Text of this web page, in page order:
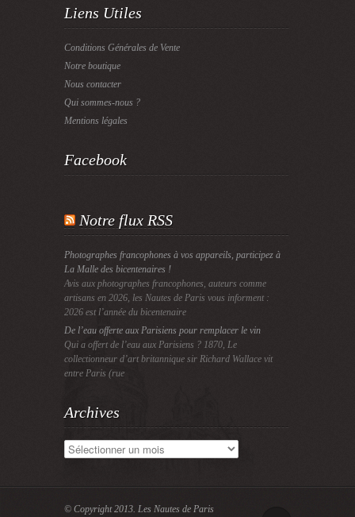
Liens Utiles
Conditions Générales de Vente
Notre boutique
Nous contacter
Qui sommes-nous ?
Mentions légales
Facebook
Notre flux RSS
Photographes francophones à vos appareils, participez à
La Malle des bicentenaires !
Avis aux photographes francophones, auteurs comme
artisans en 2026, les Nautes de Paris vous informent :
2026 est l’année du bicentenaire
De l’eau offerte aux Parisiens pour remplacer le vin
Qui a offert de l’eau aux Parisiens ? 1870, Le
collectionneur d’art britannique sir Richard Wallace vit
entre Paris (rue
Archives
Archives
© Copyright 2013. Les Nautes de Paris